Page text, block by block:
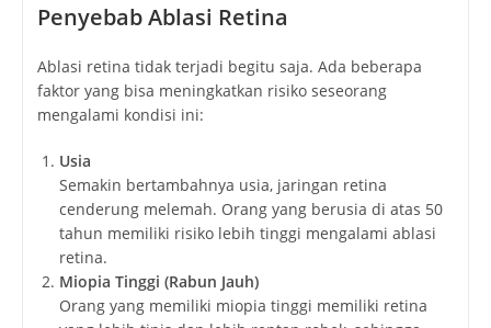
Penyebab Ablasi Retina
Ablasi retina tidak terjadi begitu saja. Ada beberapa
faktor yang bisa meningkatkan risiko seseorang
mengalami kondisi ini:
Usia
Semakin bertambahnya usia, jaringan retina
cenderung melemah. Orang yang berusia di atas 50
tahun memiliki risiko lebih tinggi mengalami ablasi
retina.
Miopia Tinggi (Rabun Jauh)
Orang yang memiliki miopia tinggi memiliki retina